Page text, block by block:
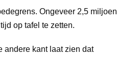
Ongeveer 2,5 miljoen
op tafel te zetten.
andere kant laat zien dat